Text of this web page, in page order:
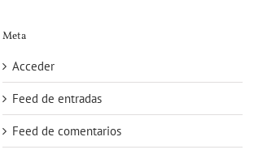
Meta
Acceder
Feed de entradas
Feed de comentarios